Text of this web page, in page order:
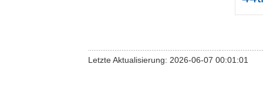
Letzte Aktualisierung: 2026-06-07 00:01:01